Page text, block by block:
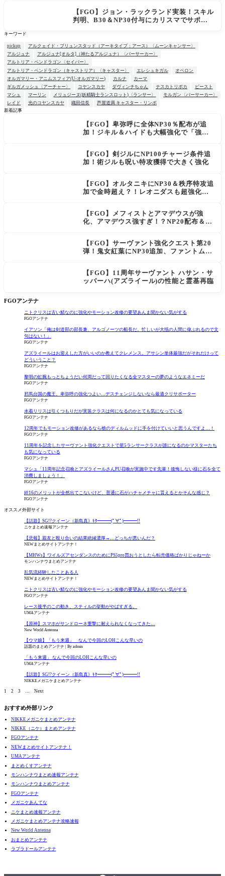
【FGO】ジョン・ラックランド実装！スキル
判明、B30＆NP30付与にカリスマでサポ性
キーワード
pickup
アルクェイド・ブリュンスタッド（アーキタイプ：アース）〈ムーンキャンサー〉
アルジュナ
アルジュナ[オルタ]（神たるアルジュナ）〈バーサーカー〉
アルトリア・ペンドラゴン〈セイバー〉
アルトリア・ペンドラゴン（キャストリア）〈キャスター〉
エレシュキガル
オベロン
オルガマリー・アニムスフィア(U-オルガマリー)
カルナ
カーマ
ギルガメッシュ〈アーチャー〉
コヤンスカヤ ダヴィンチちゃん テスカトリポカ
ビースト
マシュ
マーリン メリュジーヌ(妖精騎士ランスロット)〈ランサー〉
モルガン〈バーサーカー〉
レイド
光のコヤンスカヤ 織田信長
芦屋道満 キャスター・リンボ
新着記事
【FGO】卑弥呼に全体NP30％配布が追
加！ジキル＆ハイドも大幅強化で「強す
【FGO】剣ジルにNP100チャージ条件追
加！術ジルも呪い特攻獲得で大きく強化
【FGO】オルタニキにNP30＆秩序特攻追
加で金時超え？！レオニダスも超強化で
【FGO】メフィストとアマデウスが強
化、アマデウス強すぎ！？NP20配布＆Ar
【FGO】サーヴァント強化クエスト第20
弾！鬼女紅葉にNP30追加、ファントムも
【FGO】11周年サーヴァント ハサン・サ
ッバーハ(アズライール)の性能と霊基再臨
FGOアンテナ
ニトクリスは古い鯖なのに強化やモーション改修の要望あんま聞かない気がする
FGOアンテナ
イアソン「俺は剣道部の部長兼、アルゴノーツの船長だ。忙しいが大抵の人間に偉ぶれるので文
句はない！」
FGOアンテナ
アズライールはお迎えした方がいいのか教えてクレメンス。アサシン単体最強だがそれだけって
どういうこと？
FGOアンテナ
黎明の虹腕もっとちょうだい何周だって回りたくなる全マスターの夢のようなエネミーだ
FGOアンテナ
邪馬台国の魔王。卑弥呼の強化つよい…デスチェンジしないなら最適クリサポーター
FGOアンテナ
水着リリスは引くつもりだが実装クラスは何になるのかとても気になっている
FGOアンテナ
12周年でもモーション改修があるなら槍のディルムッドに手を付けていいと思うんですよ…！
FGOアンテナ
11周年を記念したサーヴァント強化クエストで星5ランサークラスが誰になるのかマスターたち
も気になっている
FGOアンテナ
マシュ「11周年記念召喚とアズライールさんPU召喚が実施中です先輩！後悔しない様に石を全て
消費しましょう！」
FGOアンテナ
絆16のメリットが全然出てこないけど、普通に石がハチャメチャに貰えるとかそんな感じ？
FGOアンテナ
オススメ外部サイト
【話題】SG!?クイーン（新島真）ｷﾀ━━━(ﾟ∀ﾟ)━━━!!
ニケまとめ速報アンテナ
【悲報】親友と殴り合いの結果絶縁濃厚→…どっちが悪いんだ？
NEWまとめサイトアンテナ！
【MHWs】ワイルズアセンダンスのためにPS5pro買おうとしたら転売価格ばかりじゃねーか
モンハンナウまとめアンテナ
乱気流経験したことある人
NEWまとめサイトアンテナ！
ニトクリスは古い鯖なのに強化やモーション改修の要望あんま聞かない気がする
FGOアンテナ
レース後半のこの動き、スティルの挙動がやばすぎる。
UMAアンテナ
【原神】スマホがサンドローネ重撃に耐えられなくなってきた…
New World Antenna
【ウマ娘】「もう来週」 なんで今回のLOHこんな早いの
話題のまとめアンテナ By admin
「もう来週」 なんで今回のLOHこんな早いの
UMAアンテナ
【話題】SG!?クイーン（新島真）ｷﾀ━━━(ﾟ∀ﾟ)━━━!!
NIKKEメガニケまとめアンテナ
1 2 3 Next
おすすめ外部リンク
NIKKEメガニケまとめアンテナ
NIKKE（ニケ）まとめアンテナ
FGOアンテナ
NEWまとめサイトアンテナ！
UMAアンテナ
まとめくすアンテナ
モンハンナウまとめ速報アンテナ
モンハンナウまとめアンテナ
FGOアンテナ
メガニケあんてな
ニケまとめ速報アンテナ
メガニケまとめアンテナ攻略速報
New World Antenna
おまとめアンテナ
ラブラドールアンテナ